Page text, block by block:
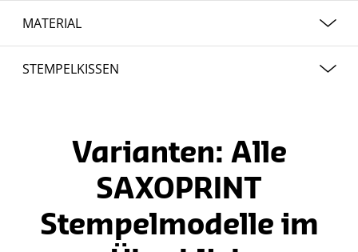
MATERIAL
STEMPELKISSEN
Varianten: Alle
SAXOPRINT
Stempelmodelle im